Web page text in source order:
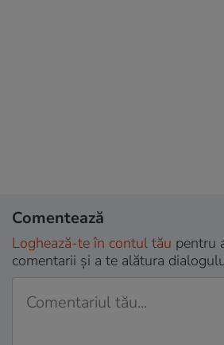
Comentează
Loghează-te în contul tău pentru
comentarii și a te alătura